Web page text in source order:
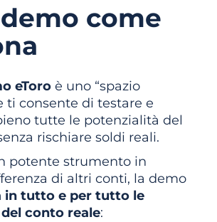
come
eToro è uno “spazio
ti consente di testare e
tutte le potenzialità del
rischiare soldi reali.
potente strumento in
di altri conti, la demo
in tutto e per tutto le
conto reale: